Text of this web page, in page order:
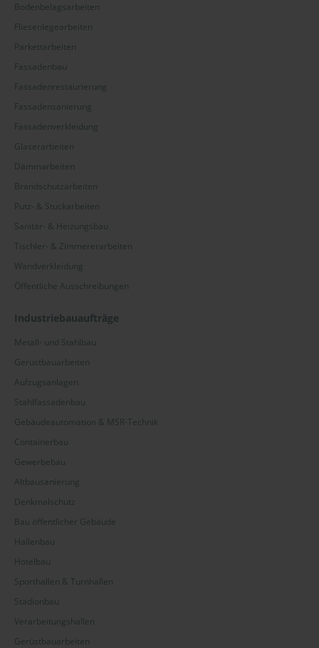
Bodenbelagsarbeiten
Fliesenlegearbeiten
Parkettarbeiten
Fassadenbau
Fassadenrestaurierung
Fassadensanierung
Fassadenverkleidung
Glaserarbeiten
Dämmarbeiten
Brandschutzarbeiten
Putz- & Stuckarbeiten
Sanitär- & Heizungsbau
Tischler- & Zimmererarbeiten
Wandverkleidung
Öffentliche Ausschreibungen
Industriebauaufträge
Metall- und Stahlbau
Gerüstbauarbeiten
Aufzugsanlagen
Stahlfassadenbau
Gebäudeautomation & MSR-Technik
Containerbau
Gewerbebau
Altbausanierung
Denkmalschutz
Bau öffentlicher Gebäude
Hallenbau
Hotelbau
Sporthallen & Turnhallen
Stadionbau
Verarbeitungshallen
Gerüstbauarbeiten